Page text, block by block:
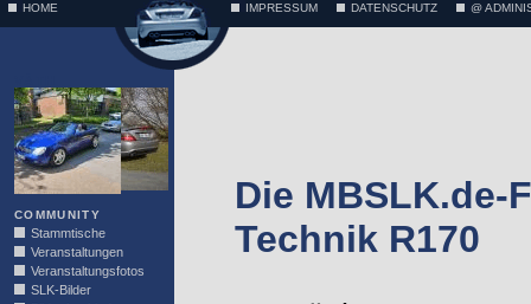
HOME IMPRESSUM DATENSCHUTZ @
COMMUNITY
Stammtische
Veranstaltungen
Veranstaltungsfotos
SLK-Bilder
Die MBSLK.de-
Technik R170